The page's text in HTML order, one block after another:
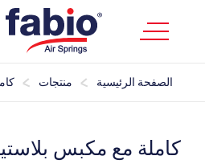
الصفحة الرئيسية منتجات
كاملة مع مكبس